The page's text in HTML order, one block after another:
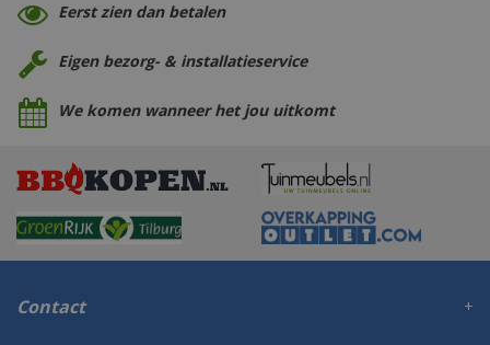
Eerst zien dan betalen
Eigen bezorg- & installatieservice
We komen wanneer het jou uitkomt
Contact